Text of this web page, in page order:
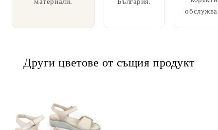
Други цветове от същия продукт